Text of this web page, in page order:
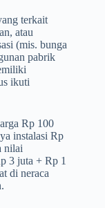
terkait
atau
(mis. bunga
pabrik
ikuti
Rp 100
instalasi Rp
nilai
3 juta + Rp 1
di neraca